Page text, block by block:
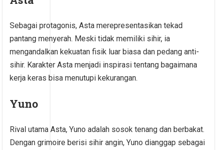
Sebagai protagonis, Asta merepresentasikan tekad
pantang menyerah. Meski tidak memiliki sihir, ia
mengandalkan kekuatan fisik luar biasa dan pedang anti-
sihir. Karakter Asta menjadi inspirasi tentang bagaimana
kerja keras bisa menutupi kekurangan.
Yuno
Rival utama Asta, Yuno adalah sosok tenang dan berbakat.
Dengan grimoire berisi sihir angin, Yuno dianggap sebagai